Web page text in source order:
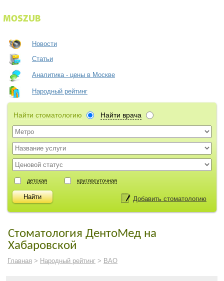
Новости
Статьи
Аналитика - цены в Москве
Народный рейтинг
Найти стоматологию Найти врача
детская круглосуточная
Добавить стоматологию
Стоматология ДентоМед на
Хабаровской
Главная > Народный рейтинг > ВАО